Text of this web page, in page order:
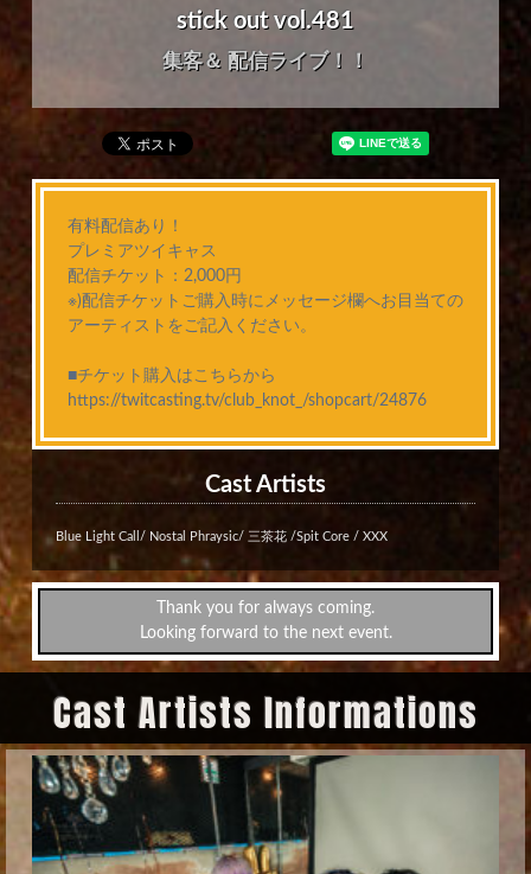
stick out vol.481
集客＆ 配信ライブ！！
有料配信あり！
プレミアツイキャス
配信チケット：2,000円
※)配信チケットご購入時にメッセージ欄へお目当ての
アーティストをご記入ください。
■チケット購入はこちらから
https://twitcasting.tv/club_knot_/shopcart/24876
Cast Artists
Blue Light Call/ Nostal Phraysic/ 三茶花 /Spit Core / XXX
Thank you for always coming.
Looking forward to the next event.
Cast Artists Informations